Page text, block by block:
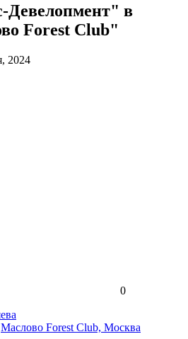
Девелопмент" в
Forest Club"
2024
0
Маслово Forest Club, Москва